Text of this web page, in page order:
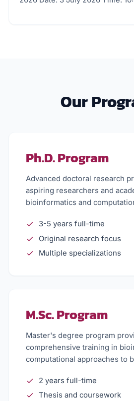
Our
Ph.D. Program
Advanced doctoral research
aspiring researchers and
bioinformatics and
3-5 years full-time
Original research focus
Multiple specializations
M.Sc. Program
Master's degree program
comprehensive training in
computational approaches to
2 years full-time
Thesis and coursework